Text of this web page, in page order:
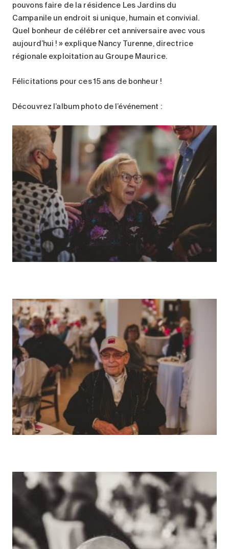
pouvons faire de la résidence Les Jardins du
Campanile un endroit si unique, humain et convivial.
Quel bonheur de célébrer cet anniversaire avec vous
aujourd’hui ! » explique Nancy Turenne, directrice
régionale exploitation au Groupe Maurice.
Félicitations pour ces 15 ans de bonheur !
Découvrez l’album photo de l’événement :